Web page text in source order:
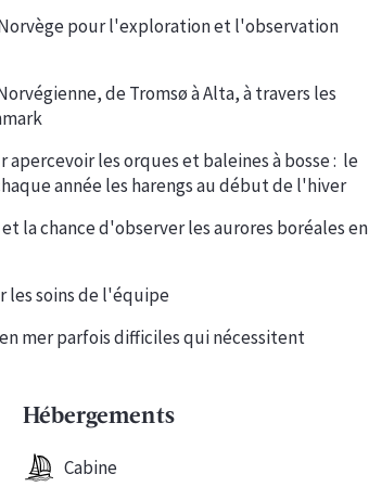
pour l'exploration et l'observation
de Tromsø à Alta, à travers les
les orques et baleines à bosse : le
année les harengs au début de l'hiver
la chance d'observer les aurores boréales en
les soins de l'équipe
mer parfois difficiles qui nécessitent
Hébergements
Cabine